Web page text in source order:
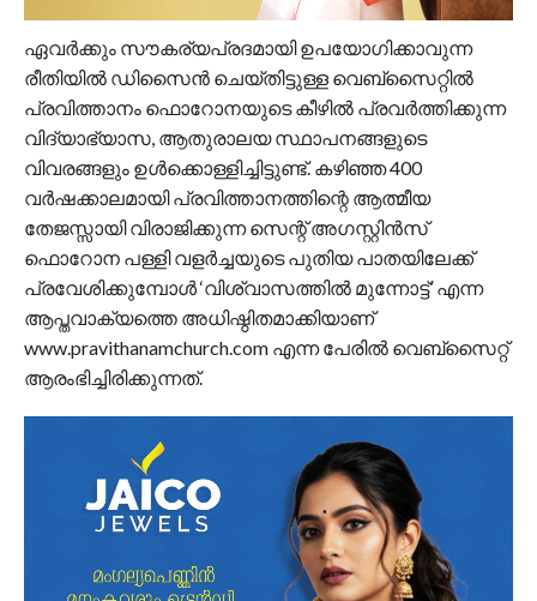
ഏവർക്കും സൗകര്യപ്രദമായി ഉപയോഗിക്കാവുന്ന
രീതിയിൽ ഡിസൈൻ ചെയ്തിട്ടുള്ള വെബ്സൈറ്റിൽ
പ്രവിത്താനം ഫൊറോനയുടെ കീഴിൽ പ്രവർത്തിക്കുന്ന
വിദ്യാഭ്യാസ, ആതുരാലയ സ്ഥാപനങ്ങളുടെ
വിവരങ്ങളും ഉൾക്കൊള്ളിച്ചിട്ടുണ്ട്. കഴിഞ്ഞ 400
വർഷക്കാലമായി പ്രവിത്താനത്തിന്റെ ആത്മീയ
തേജസ്സായി വിരാജിക്കുന്ന സെന്റ് അഗസ്റ്റിൻസ്
ഫൊറോന പള്ളി വളർച്ചയുടെ പുതിയ പാതയിലേക്ക്
പ്രവേശിക്കുമ്പോൾ ‘വിശ്വാസത്തിൽ മുന്നോട്ട്’ എന്ന
ആപ്തവാക്യത്തെ അധിഷ്ഠിതമാക്കിയാണ്
www.pravithanamchurch.com എന്ന പേരിൽ വെബ്സൈറ്റ്
ആരംഭിച്ചിരിക്കുന്നത്.